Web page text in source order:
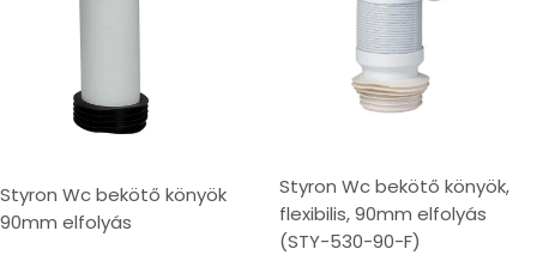
Styron Wc bekötő könyök
90mm elfolyás
Styron Wc bekötő könyök,
flexibilis, 90mm elfolyás
(STY-530-90-F)